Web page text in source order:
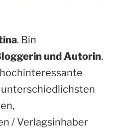
. Bin
und Autorin.
/ Verlagsinhaber